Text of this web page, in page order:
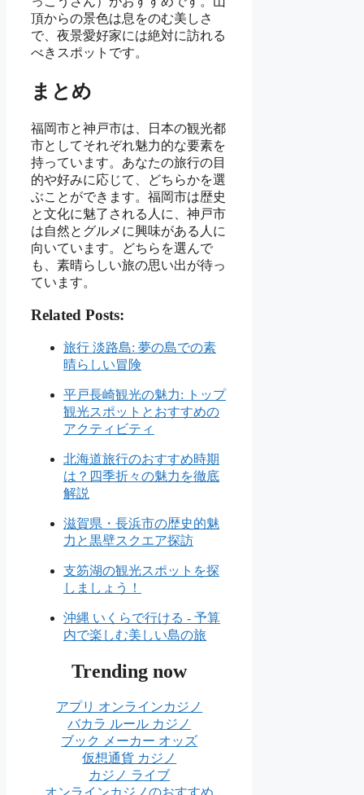
頂からの景色は息をのむ美しさ
で、夜景愛好家には絶対に訪れる
べきスポットです。
まとめ
福岡市と神戸市は、日本の観光都
市としてそれぞれ魅力的な要素を
持っています。あなたの旅行の目
的や好みに応じて、どちらかを選
ぶことができます。福岡市は歴史
と文化に魅了される人に、神戸市
は自然とグルメに興味がある人に
向いています。どちらを選んで
も、素晴らしい旅の思い出が待っ
ています。
Related Posts:
旅行 淡路島: 夢の島での素
晴らしい冒険
平戸長崎観光の魅力: トップ
観光スポットとおすすめの
アクティビティ
北海道旅行のおすすめ時期
は？四季折々の魅力を徹底
解説
滋賀県・長浜市の歴史的魅
力と黒壁スクエア探訪
支笏湖の観光スポットを探
しましょう！
沖縄 いくらで行ける - 予算
内で楽しむ美しい島の旅
Trending now
アプリ オンラインカジノ
バカラ ルール カジノ
ブック メーカー オッズ
仮想通貨 カジノ
カジノ ライブ
オンラインカジノのおすすめ